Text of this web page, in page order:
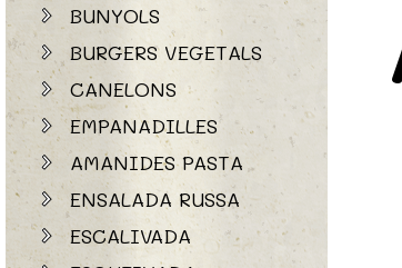
BUNYOLS
BURGERS VEGETALS
CANELONS
EMPANADILLES
AMANIDES PASTA
ENSALADA RUSSA
ESCALIVADA